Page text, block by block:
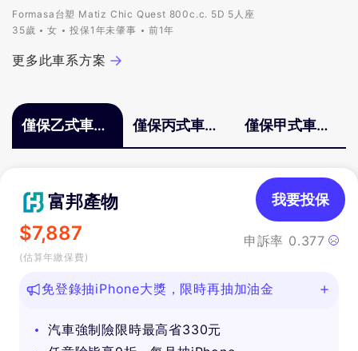
Formasa台塑 Matiz Chic Quest 800c.c. 5D 5人座
35歲
女 投保1年未肇事 前1年
更多此車系方案
僅保乙式車體
險
僅保丙式車體
險
僅保甲式車體
險
富邦產物
$7,887
(估算年繳保費)
申訴率 0.377
我要投保
免登錄抽iPhone大獎，限時再抽加油金
汽車強制險限時最高省330元